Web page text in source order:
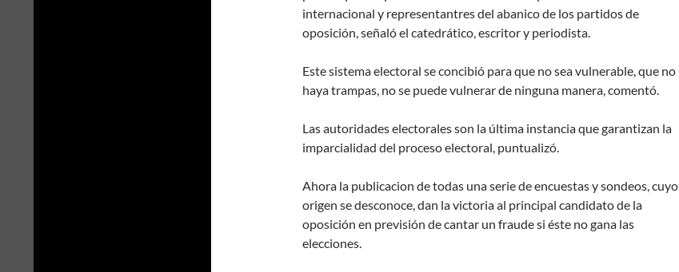
internacional y representantres del abanico de los partidos de
oposición, señaló el catedrático, escritor y periodista.
Este sistema electoral se concibió para que no sea vulnerable, que no
haya trampas, no se puede vulnerar de ninguna manera, comentó.
Las autoridades electorales son la última instancia que garantizan la
imparcialidad del proceso electoral, puntualizó.
Ahora la publicacion de todas una serie de encuestas y sondeos, cuyo
origen se desconoce, dan la victoria al principal candidato de la
oposición en previsión de cantar un fraude si éste no gana las
elecciones.